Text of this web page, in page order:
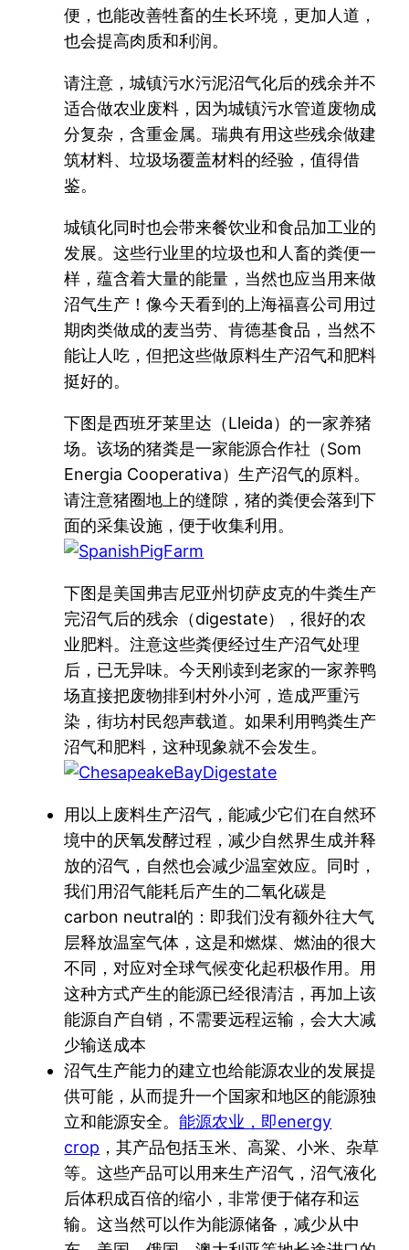
便，也能改善牲畜的生长环境，更加人道，
也会提高肉质和利润。
请注意，城镇污水污泥沼气化后的残余并不
适合做农业废料，因为城镇污水管道废物成
分复杂，含重金属。瑞典有用这些残余做建
筑材料、垃圾场覆盖材料的经验，值得借
鉴。
城镇化同时也会带来餐饮业和食品加工业的
发展。这些行业里的垃圾也和人畜的粪便一
样，蕴含着大量的能量，当然也应当用来做
沼气生产！像今天看到的上海福喜公司用过
期肉类做成的麦当劳、肯德基食品，当然不
能让人吃，但把这些做原料生产沼气和肥料
挺好的。
下图是西班牙莱里达（Lleida）的一家养猪
场。该场的猪粪是一家能源合作社（Som
Energia Cooperativa）生产沼气的原料。
请注意猪圈地上的缝隙，猪的粪便会落到下
面的采集设施，便于收集利用。
下图是美国弗吉尼亚州切萨皮克的牛粪生产
完沼气后的残余（digestate），很好的农
业肥料。注意这些粪便经过生产沼气处理
后，已无异味。今天刚读到老家的一家养鸭
场直接把废物排到村外小河，造成严重污
染，街坊村民怨声载道。如果利用鸭粪生产
沼气和肥料，这种现象就不会发生。
用以上废料生产沼气，能减少它们在自然环
境中的厌氧发酵过程，减少自然界生成并释
放的沼气，自然也会减少温室效应。同时，
我们用沼气能耗后产生的二氧化碳是
carbon neutral的：即我们没有额外往大气
层释放温室气体，这是和燃煤、燃油的很大
不同，对应对全球气候变化起积极作用。用
这种方式产生的能源已经很清洁，再加上该
能源自产自销，不需要远程运输，会大大减
少输送成本
沼气生产能力的建立也给能源农业的发展提
供可能，从而提升一个国家和地区的能源独
立和能源安全。能源农业，即energy
crop ，其产品包括玉米、高粱、小米、杂草
等。这些产品可以用来生产沼气，沼气液化
后体积成百倍的缩小，非常便于储存和运
输。这当然可以作为能源储备，减少从中